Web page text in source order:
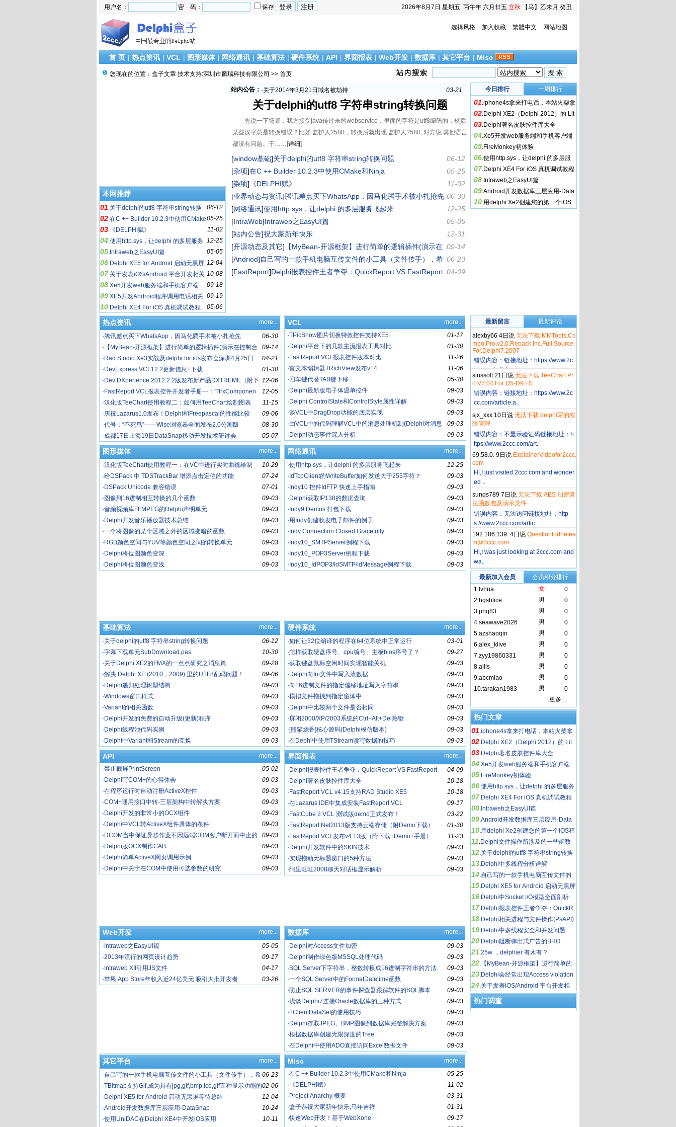
2026年8月7日 星期五 丙午年 六月廿五 立秋
【马】乙未月 癸丑
用户名： 密 码： 保存
选择风格 加入收藏 繁體中文 网站地图
首 页 | 热点资讯 | VCL | 图形媒体 | 网络通讯 | 基础算法 | 硬件系统 | API | 界面报表 | Web开发 | 数据库 | 其它平台 | Misc
您现在的位置： 盒子文章 技术支持:深圳市麟瑞科技有限公司 >> 首页
本网推荐
06-12
01.关于delphi的utf8 字符串string转换
问题
05-25
02.在C ++ Builder 10.2.3中使用CMake
和Ninja
11-02
03. 《DELPHI赋》
12-25
04.使用http.sys，让delphi 的多层服务
飞起来
05-05
05. Intraweb之EasyUI篇
12-04
06.Delphi XE5 for Android 启动无黑屏
等待总结
10-08
07.关于发表iOS/Android 平台开发相关
心得文章的奖励政策
09-18
08.Xe5开发web服务端和手机客户端
09-19
09.XE5开发Android程序调用电话相关
功能(短信息和电话)
05-06
10.Delphi XE4 For iOS 真机调试教程
站内公告：
12-31
03-21
·关于2014年3月21日域名被劫持
12-16
· 关于12月16日网站发生故障的说明
10-08
·关于发表iOS/Android 平台开发相关心得文章的奖励政策
12-12
·网站和ftp服务器更换
12-31
· 祝大家新年快乐
·
关于2014年3月21日域名被劫持
10-08
·关于发表iOS/Android 平台开发相关心得文章的奖励政策
12-12
· 网站和ftp服务器更换
关于delphi的utf8 字符串string转换问题
先说一下场景：我方接受java传过来的webservice，里面的字符是utf8编码的，然后
某些汉字总是转换错误？比如 监护人2580，转换后就出现 监护人?580, 对方说 其他语言
都没有问题。于……[详细]
06-12
[window基础]关于delphi的utf8 字符串string转换问题
05-25
[杂项]在C ++ Builder 10.2.3中使用CMake和Ninja
11-02
[杂项] 《DELPHI赋》
06-30
[业界动态与资讯]腾讯差点买下WhatsApp，因马化腾手术被小扎抢先
12-25
[网络通讯]使用http.sys，让delphi 的多层服务飞起来
05-05
[IntraWeb]Intraweb之EasyUI篇
12-31
[站内公告]祝大家新年快乐
09-14
[开源动态及其它] 【MyBean-开源框架】进行简单的逻辑插件(演示在
控制台中应用)
06-23
[Andriod]自己写的一款手机电脑互传文件的小工具（文件传手），希
望得到大家认可和指点
04-09
[FastReport]Delphi报表控件王者争夺：QuickReport VS FastReport
今日排行 一周排行
01.iphone4s拿来打电话，本站火柴拿
来干嘛用？
02.Delphi XE2（Delphi 2012）的 Lit
e 系列
03.Delphi著名皮肤控件库大全
04.Xe5开发web服务端和手机客户端
05.FireMonkey初体验
06.使用http.sys，让delphi 的多层服
务飞起来
07.Delphi XE4 For iOS 真机调试教程
08. Intraweb之EasyUI篇
09.Android开发数据库三层应用-Data
Snap
10.用delphi Xe2创建您的第一个iOS
more...
热点资讯
06-30
·腾讯差点买下WhatsApp，因马化腾手术被小扎抢先
09-14
· 【MyBean-开源框架】进行简单的逻辑插件(演示在控制台
中应用)
04-21
· Rad Studio Xe3实战及delphi for ios发布会深圳4月25日
01-30
· DevExpress VCL12.2更新信息+下载
12-06
· Dev DXperience 2012.2.2版发布新产品DXTREME（附下
载+Demo）
12-05
· FastReport VCL报表控件开发者手册一：'TfrxComponen
t'基类
11-15
·汉化版TeeChart使用教程二：如何用TeeChart绘制图表
09-06
·庆祝Lazarus1.0发布！Delphi和Freepascal的性能比较
08-30
·代号：“不死鸟”——Wise浏览器全面发布2.0公测版
05-07
·成都17日上海19日DataSnap移动开发技术研讨会
more...
VCL
01-17
·TPicShow图片切换特效控件支持XE5
01-30
· Delphi平台下的几款主流报表工具对比
11-26
· FastReport VCL报表控件版本对比
11-06
·富文本编辑器TRichView发布v14
05-30
· 回车键代替TAB键下移
09-03
· Delphi最新版电子体温单控件
09-03
· Delphi ControlState和ControlStyle属性详解
09-03
·谈VCL中DragDrop功能的底层实现
09-03
·由VCL中的代码理解VCL中的消息处理机制(Delphi对消息
机的封装)
09-03
· Delphi动态事件深入分析
more...
图形媒体
10-29
·汉化版TeeChart使用教程一：在VC中进行实时曲线绘制
07-24
·给DSPack 中 TDSTrackBar 增添点击定位的功能
07-01
· DSPack Unicode 兼容错误
09-03
· 图像到16进制相互转换的几个函数
09-03
·音频视频库FFMPEG的Delphi声明单元
09-03
· Delphi开发音乐播放器技术总结
09-03
·一个将图像的某个区域之外的区域变暗的函数
09-03
· RGB颜色空间与YUV等颜色空间之间的转换单元
09-03
· Delphi将位图颜色变深
09-03
· Delphi将位图颜色变浅
more...
网络通讯
12-25
·使用http.sys，让delphi 的多层服务飞起来
09-03
· IdTcpClient的WriteBuffer如何发送大于255字符？
09-03
· Indy10 控件IdFTP 快速上手指南
09-03
· Delphi获取IP138的数据查询
09-03
· Indy9 Demos 打包下载
09-03
·用Indy创建收发电子邮件的例子
09-03
· Indy:Connection Closed Gracefully
09-03
· Indy10_SMTPServer例程下载
09-03
· Indy10_POP3Server例程下载
09-03
· Indy10_IdPOP3/IdSMTP/IdMessage例程下载
more...
基础算法
06-12
·关于delphi的utf8 字符串string转换问题
10-30
·字幕下载单元SubDownload.pas
09-28
·关于Delphi XE2的FMX的一点点研究之消息篇
09-06
·解决 Delphi XE (2010，2009) 里的UTF8乱码问题！
09-03
· Delphi递归处理树型结构
09-03
·Windows窗口样式
09-03
·Variant的相关函数
09-03
· Delphi开发的免费的自动升级(更新)程序
09-03
· Delphi线程池代码实例
09-03
· Delphi中Variant和Stream的互换
more...
硬件系统
03-01
·如何让32位编译的程序在64位系统中正常运行
09-27
·怎样获取硬盘序号、cpu编号、主板bios序号了？
09-03
·获取键盘鼠标空闲时间实现智能关机
09-03
· Delphi向Ini文件中写入流数据
09-03
·向16进制文件的指定偏移地址写入字符串
09-03
·模拟文件拖拽到指定窗体中
09-03
· Delphi中比较两个文件是否相同
09-03
·屏闭2000/XP/2003系统的Ctrl+Alt+Del热键
09-03
· [熊猫烧香]核心源码(Delphi模仿版本)
09-03
·在Dephi中使用TStream读写数据的技巧
more...
API
05-02
·禁止截屏PrintScreen
09-03
· Delphi写COM+的心得体会
09-03
·在程序运行时自动注册ActiveX控件
09-03
·COM+通用接口中转-三层架构中转解决方案
09-03
· Delphi开发的非常小的OCX组件
09-03
· Delphi中VCL转ActiveX组件具体的条件
09-03
· DCOM当中保证异步作业不因远端COM客户断开而中止的
解决方案(Delphi)
09-03
· Delphi版OCX制作CAB
09-03
· Delphi简单ActiveX网页调用示例
09-03
· Delphi中关于在COM中使用可选参数的研究
more...
界面报表
04-09
· Delphi报表控件王者争夺：QuickReport VS FastReport
10-18
· Delphi著名皮肤控件库大全
10-18
· FastReport VCL v4.15支持RAD Studio XE5
09-17
·在Lazarus IDE中集成安装FastReport VCL
03-22
· FastCube 2 VCL 测试版demo正式发布！
01-30
· FastReport.Net2013版支持云端存储（附Demo下载）
11-23
· FastReport VCL发布v4.13版（附下载+Demo+手册）
09-03
· Delphi开发软件中的SKIN技术
09-03
·实现拖动无标题窗口的5种方法
09-03
·阿里旺旺2008聊天对话框显示解析
more...
Web开发
05-05
· Intraweb之EasyUI篇
09-17
·2013年流行的网页设计趋势
04-17
· Intraweb XII引用JS文件
03-26
·苹果 App Store年收入近24亿美元 吸引大批开发者
more...
数据库
09-03
· Delphi对Access文件加密
09-03
· Delphi制作绿色版MSSQL处理代码
09-03
·SQL Server下字符串，整数转换成16进制字符串的方法
09-03
·一个SQL Server中的FormatDatetime函数
09-03
·防止SQL SERVER的事件探查器跟踪软件的SQL脚本
09-03
·浅谈Delphi7连接Oracle数据库的三种方式
09-03
·TClientDataSet的使用技巧
09-03
· Delphi存取JPEG、BMP图像到数据库完整解决方案
09-03
·根据数据库创建无限深度的Tree
09-03
·在Delphi中使用ADO直接访问Excel数据文件
more...
其它平台
06-23
·自己写的一款手机电脑互传文件的小工具（文件传手），希
望得到大家认可和指点
02-06
·TBitmap支持Gif,成为具有jpg,gif,bmp,ico,gif五种显示功能的
图片控件
12-04
· Delphi XE5 for Android 启动无黑屏等待总结
10-24
·Android开发数据库三层应用-DataSnap
10-11
·使用UniDAC在Delphi XE4中开发iOS应用
more...
Misc
05-25
·在C ++ Builder 10.2.3中使用CMake和Ninja
11-02
· 《DELPHI赋》
03-31
· Project Anarchy 概要
01-31
·盒子恭祝大家新年快乐,马年吉祥
09-17
·快速Web开发！基于WebXone
最新留言
最新评论
alexby66 4日说 无法下载:MMTools.Co
mbo.Pro.v2.0.Repack.Inc.Full.Source.
For.Delphi7.2007
错误内容：链接地址：https://www.2c
cc.com/article.a..
sinssoft 21日说 无法下载:TeeChart Pr
o V7.04 For D5-D9 FS
错误内容：链接地址：https://www.2c
cc.com/article.a..
sjx_xxx 10日说 无法下载:delphi写的权
限管理
错误内容：不显示验证码链接地址：h
ttps://www.2ccc.com/art..
69.58.0. 9日说 ExplainerVideofor2ccc.
com
Hi,I just visited 2ccc.com and wonder
ed ..
sunqs789 7日说 无法下载:AES 加密算
法函数包及演示文件
错误内容：无法访问链接地址：http
s://www.2ccc.com/artic..
192.186.139. 4日说 Questionforthetea
m@2ccc.com
Hi,I was just looking at 2ccc.com and
wa..
最新加入会员
会员积分排行
1.lvhua 女
0
2.hgsblice 男
0
3.phq83 男
0
4.seawave2026 男
0
5.azshaoqin 男
0
6.alex_klive 男
0
7.zyy19860331 男
0
8.ailis 男
0
9.abcmiao 男
0
10.tarakan1983 男
0
更多.....
热门文章
01.iphone4s拿来打电话，本站火柴拿
来干嘛用？
02.Delphi XE2（Delphi 2012）的 Lit
e 系列
03.Delphi著名皮肤控件库大全
04.Xe5开发web服务端和手机客户端
05.FireMonkey初体验
06.使用http.sys，让delphi 的多层服务
飞起来
07.Delphi XE4 For iOS 真机调试教程
08. Intraweb之EasyUI篇
09.Android开发数据库三层应用-Data
Snap
10.用delphi Xe2创建您的第一个iOS程
式
11.Delphi文件操作所涉及的一些函数
12.关于delphi的utf8 字符串string转换
问题
13.Delphi中多线程分析详解
14.自己写的一款手机电脑互传文件的
小工具（文件传手），希望得到大家认
可和指点
15.Delphi XE5 for Android 启动无黑屏
等待总结
16.Delphi中Socket I/O模型全面剖析
17.Delphi报表控件王者争夺：QuickR
eport VS FastReport
18.Delphi相关进程与文件操作(PsAPI)
19.Delphi中多线程安全和并发问题
20.Delphi阻断弹出式广告的BHO
21.25w ，delphier 有木有？
22. 【MyBean-开源框架】进行简单的
逻辑插件(演示在控制台中应用)
23.Delphi会经常出现Access violation
s这样的内存访问错误
24.关于发表iOS/Android 平台开发相
关心得文章的奖励政策
热门调查